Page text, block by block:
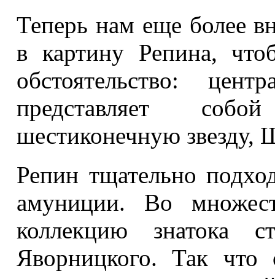
Теперь нам еще более
в картину Репина,
обстоятельство:
представляет
шестиконечную звезду,
Репин тщательно
амуниции. Во
коллекцию знатока
Яворницкого. Так что